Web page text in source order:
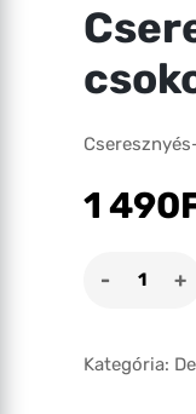
1 490
Kategória: